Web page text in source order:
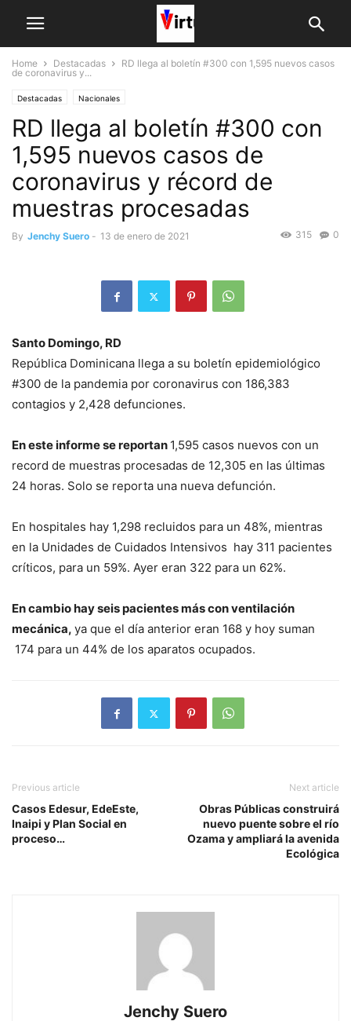
Home Destacadas
RD llega al boletín #300 con 1,595 nuevos casos
de coronavirus y...
Destacadas Nacionales
RD llega al boletín #300 con
1,595 nuevos casos de
coronavirus y récord de
muestras procesadas
By Jenchy Suero - 13 de enero de 2021 0
315
Santo Domingo, RD
República Dominicana llega a su boletín epidemiológico
#300 de la pandemia por coronavirus con 186,383
contagios y 2,428 defunciones.
En este informe se reportan 1,595 casos nuevos con un
record de muestras procesadas de 12,305 en las últimas
24 horas. Solo se reporta una nueva defunción.
En hospitales hay 1,298 recluidos para un 48%, mientras
en la Unidades de Cuidados Intensivos hay 311 pacientes
críticos, para un 59%. Ayer eran 322 para un 62%.
En cambio hay seis pacientes más con ventilación
mecánica, ya que el día anterior eran 168 y hoy suman
174 para un 44% de los aparatos ocupados.
Previous article
Casos Edesur, EdeEste,
Inaipi y Plan Social en
proceso…
Next article
Obras Públicas construirá
nuevo puente sobre el río
Ozama y ampliará la avenida
Ecológica
Jenchy Suero